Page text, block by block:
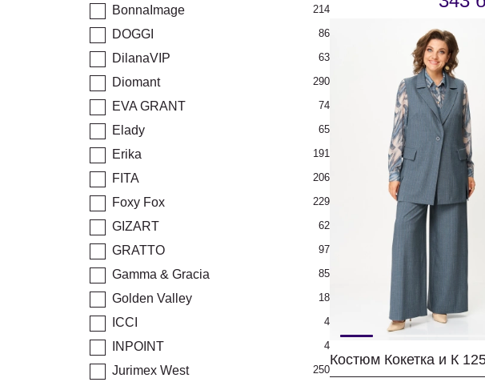
BonnaImage 214
DOGGI 86
DilanaVIP 63
Diomant 290
EVA GRANT 74
Elady 65
Erika 191
FITA 206
Foxy Fox 229
GIZART 62
GRATTO 97
Gamma & Gracia 85
Golden Valley 18
ICCI 4
INPOINT 4
Jurimex West 250
Костюм Кокетка и К